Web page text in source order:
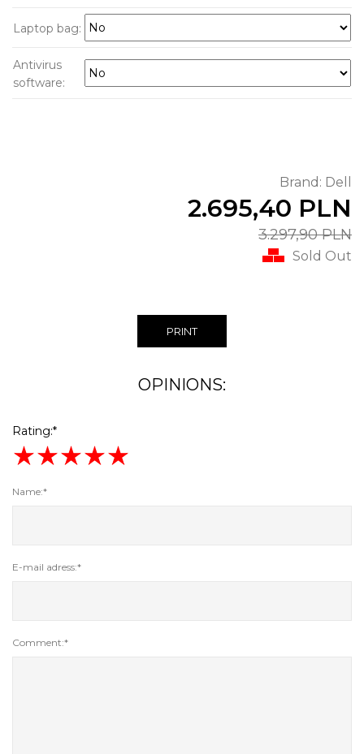
Laptop bag:
Antivirus
software:
Brand: Dell
2.695,40 PLN
3.297,90 PLN
Sold Out
PRINT
OPINIONS:
Rating:*
Name:*
E-mail adress:*
Comment:*